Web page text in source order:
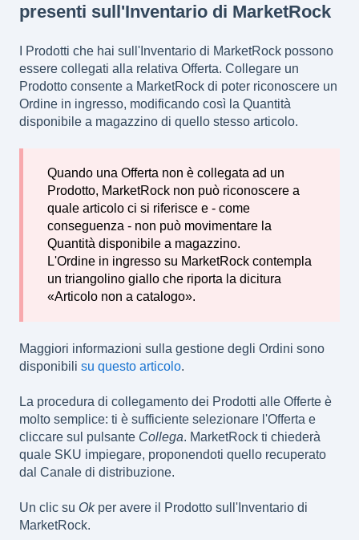
presenti sull'Inventario di MarketRock
I Prodotti che hai sull'Inventario di MarketRock possono
essere collegati alla relativa Offerta. Collegare un
Prodotto consente a MarketRock di poter riconoscere un
Ordine in ingresso, modificando così la Quantità
disponibile a magazzino di quello stesso articolo.
Quando una Offerta non è collegata ad un
Prodotto, MarketRock non può riconoscere a
quale articolo ci si riferisce e - come
conseguenza - non può movimentare la
Quantità disponibile a magazzino.
L'Ordine in ingresso su MarketRock contempla
un triangolino giallo che riporta la dicitura
«Articolo non a catalogo».
Maggiori informazioni sulla gestione degli Ordini sono
disponibili su questo articolo.
La procedura di collegamento dei Prodotti alle Offerte è
molto semplice: ti è sufficiente selezionare l'Offerta e
cliccare sul pulsante Collega. MarketRock ti chiederà
quale SKU impiegare, proponendoti quello recuperato
dal Canale di distribuzione.
Un clic su Ok per avere il Prodotto sull'Inventario di
MarketRock.